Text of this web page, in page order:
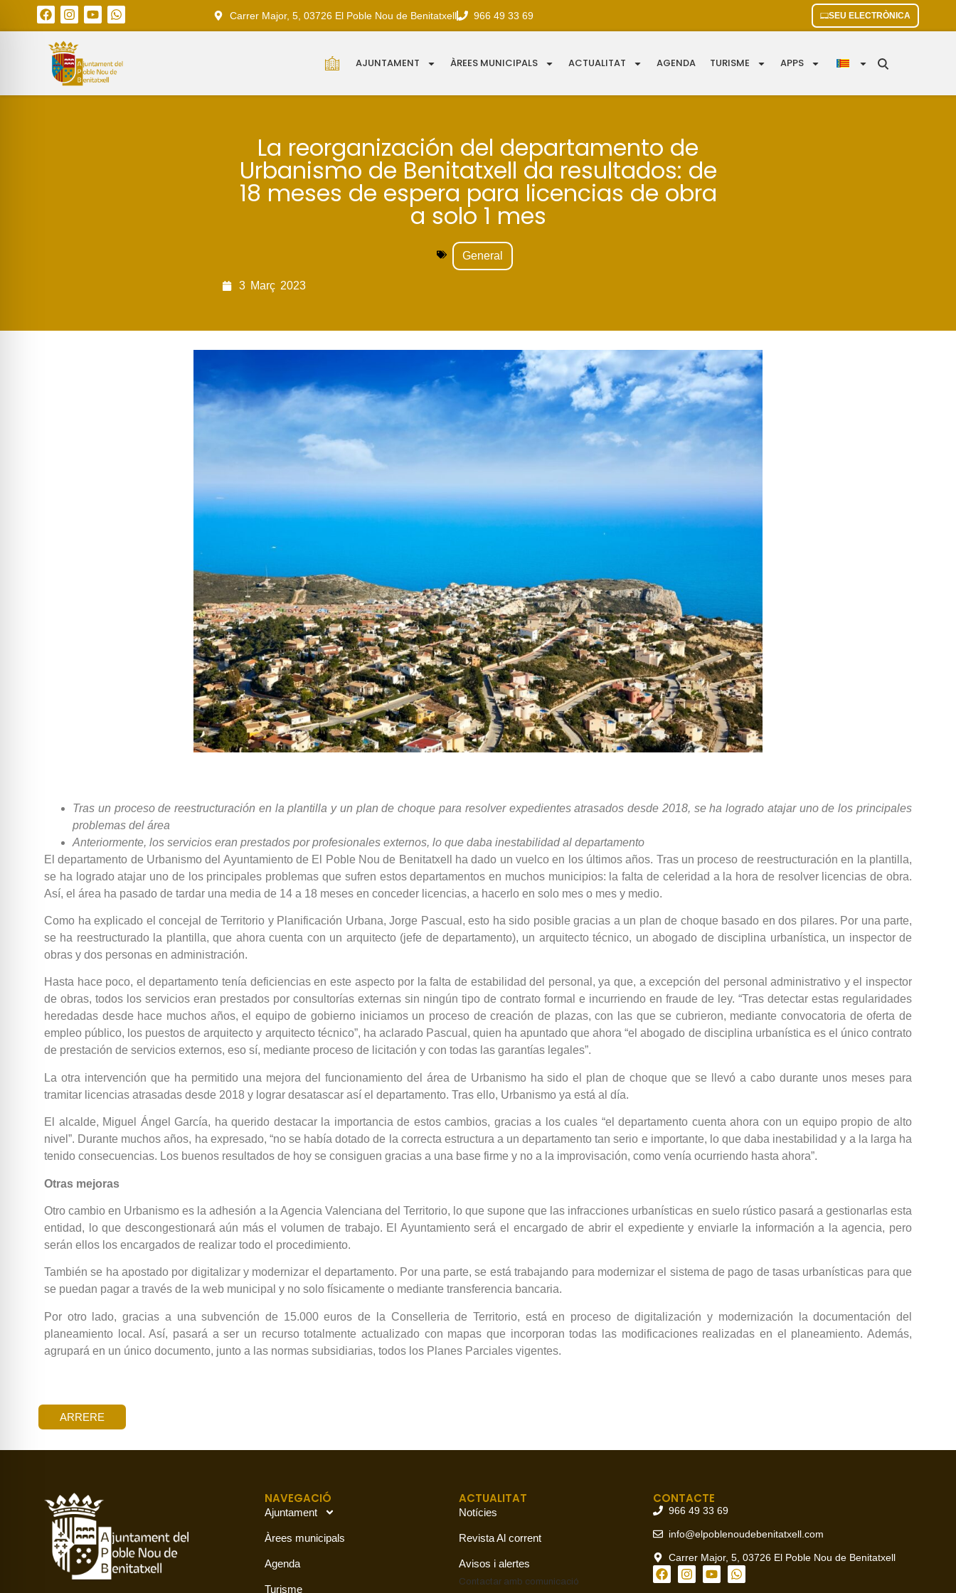
Carrer Major, 5, 03726 El Poble Nou de Benitatxell 966 49 33 69 SEU ELECTRÒNICA
AJUNTAMENT ÀREES MUNICIPALS ACTUALITAT AGENDA TURISME APPS
La reorganización del departamento de
Urbanismo de Benitatxell da resultados: de
18 meses de espera para licencias de obra
a solo 1 mes
General
3 Març 2023
Tras un proceso de reestructuración en la plantilla y un plan de choque para resolver expedientes atrasados desde 2018, se ha logrado atajar uno de los principales
problemas del área
Anteriormente, los servicios eran prestados por profesionales externos, lo que daba inestabilidad al departamento
El departamento de Urbanismo del Ayuntamiento de El Poble Nou de Benitatxell ha dado un vuelco en los últimos años. Tras un proceso de reestructuración en la plantilla,
se ha logrado atajar uno de los principales problemas que sufren estos departamentos en muchos municipios: la falta de celeridad a la hora de resolver licencias de obra.
Así, el área ha pasado de tardar una media de 14 a 18 meses en conceder licencias, a hacerlo en solo mes o mes y medio.
Como ha explicado el concejal de Territorio y Planificación Urbana, Jorge Pascual, esto ha sido posible gracias a un plan de choque basado en dos pilares. Por una parte,
se ha reestructurado la plantilla, que ahora cuenta con un arquitecto (jefe de departamento), un arquitecto técnico, un abogado de disciplina urbanística, un inspector de
obras y dos personas en administración.
Hasta hace poco, el departamento tenía deficiencias en este aspecto por la falta de estabilidad del personal, ya que, a excepción del personal administrativo y el inspector
de obras, todos los servicios eran prestados por consultorías externas sin ningún tipo de contrato formal e incurriendo en fraude de ley. “Tras detectar estas regularidades
heredadas desde hace muchos años, el equipo de gobierno iniciamos un proceso de creación de plazas, con las que se cubrieron, mediante convocatoria de oferta de
empleo público, los puestos de arquitecto y arquitecto técnico”, ha aclarado Pascual, quien ha apuntado que ahora “el abogado de disciplina urbanística es el único contrato
de prestación de servicios externos, eso sí, mediante proceso de licitación y con todas las garantías legales”.
La otra intervención que ha permitido una mejora del funcionamiento del área de Urbanismo ha sido el plan de choque que se llevó a cabo durante unos meses para
tramitar licencias atrasadas desde 2018 y lograr desatascar así el departamento. Tras ello, Urbanismo ya está al día.
El alcalde, Miguel Ángel García, ha querido destacar la importancia de estos cambios, gracias a los cuales “el departamento cuenta ahora con un equipo propio de alto
nivel”. Durante muchos años, ha expresado, “no se había dotado de la correcta estructura a un departamento tan serio e importante, lo que daba inestabilidad y a la larga ha
tenido consecuencias. Los buenos resultados de hoy se consiguen gracias a una base firme y no a la improvisación, como venía ocurriendo hasta ahora”.
Otras mejoras
Otro cambio en Urbanismo es la adhesión a la Agencia Valenciana del Territorio, lo que supone que las infracciones urbanísticas en suelo rústico pasará a gestionarlas esta
entidad, lo que descongestionará aún más el volumen de trabajo. El Ayuntamiento será el encargado de abrir el expediente y enviarle la información a la agencia, pero
serán ellos los encargados de realizar todo el procedimiento.
También se ha apostado por digitalizar y modernizar el departamento. Por una parte, se está trabajando para modernizar el sistema de pago de tasas urbanísticas para que
se puedan pagar a través de la web municipal y no solo físicamente o mediante transferencia bancaria.
Por otro lado, gracias a una subvención de 15.000 euros de la Conselleria de Territorio, está en proceso de digitalización y modernización la documentación del
planeamiento local. Así, pasará a ser un recurso totalmente actualizado con mapas que incorporan todas las modificaciones realizadas en el planeamiento. Además,
agrupará en un único documento, junto a las normas subsidiarias, todos los Planes Parciales vigentes.
ARRERE
NAVEGACIÓ
Ajuntament
Àrees municipals
Agenda
Turisme
ACTUALITAT
Notícies
Revista Al corrent
Avisos i alertes
Contactar amb comunicació
CONTACTE
966 49 33 69
info@elpoblenoudebenitatxell.com
Carrer Major, 5, 03726 El Poble Nou de Benitatxell